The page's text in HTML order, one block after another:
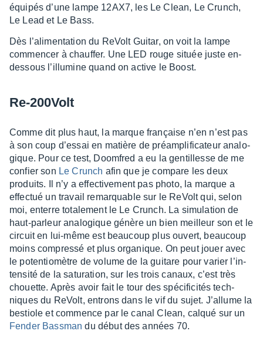
équi­pés d’une lampe 12AX7, les Le Clean, Le Crunch,
Le Lead et Le Bass.
Dès l’ali­men­ta­tion du ReVolt Guitar, on voit la lampe
commen­cer à chauf­fer. Une LED rouge située juste en-
dessous l’illu­mine quand on active le Boost.
Re-200Volt
Comme dit plus haut, la marque française n’en n’est pas
à son coup d’es­sai en matière de préam­pli­fi­ca­teur analo­
gique. Pour ce test, Doom­fred a eu la gentillesse de me
confier son Le Crunch afin que je compare les deux
produits. Il n’y a effec­ti­ve­ment pas photo, la marque a
effec­tué un travail remarquable sur le ReVolt qui, selon
moi, enterre tota­le­ment le Le Crunch. La simu­la­tion de
haut-parleur analo­gique génère un bien meilleur son et le
circuit en lui-même est beau­coup plus ouvert, beau­coup
moins compressé et plus orga­nique. On peut jouer avec
le poten­tio­mètre de volume de la guitare pour varier l’in­
ten­sité de la satu­ra­tion, sur les trois canaux, c’est très
chouette. Après avoir fait le tour des spéci­fi­ci­tés tech­
niques du ReVolt, entrons dans le vif du sujet. J’al­lume la
bestiole et commence par le canal Clean, calqué sur un
Fender Bass­man du début des années 70.